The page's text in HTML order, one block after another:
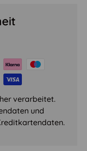
verarbeitet.
und